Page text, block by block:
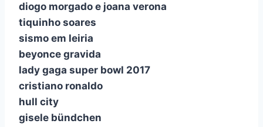
diogo morgado e joana verona
tiquinho soares
sismo em leiria
beyonce gravida
lady gaga super bowl 2017
cristiano ronaldo
hull city
gisele bündchen